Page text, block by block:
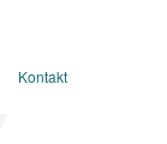
Kontakt